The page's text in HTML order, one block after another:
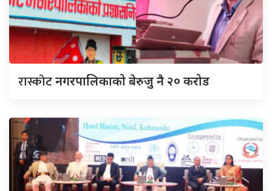
रास्कोटनगरपालिकाको बेरुजु नै २० करोड